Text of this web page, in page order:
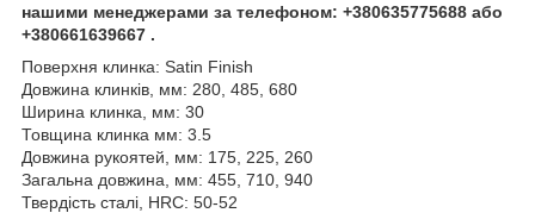
нашими менеджерами за телефоном: +380635775688 або
+380661639667 .
Поверхня клинка: Satin Finish
Довжина клинків, мм: 280, 485, 680
Ширина клинка, мм: 30
Товщина клинка мм: 3.5
Довжина рукоятей, мм: 175, 225, 260
Загальна довжина, мм: 455, 710, 940
Твердість сталі, HRC: 50-52